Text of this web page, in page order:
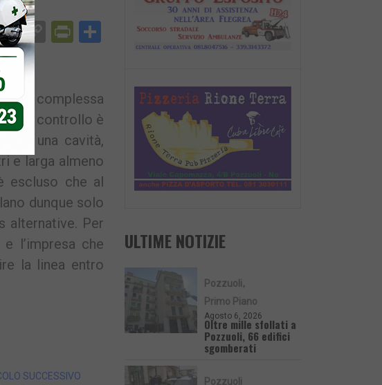
EmailCopyPrintFriendly
Condividi
più complessa
di controllo è
una cavità,
e larga almeno
escluso che al
dunque solo
alternative. Per
l’impresa che
la linea entro
SUCCESSIVO
ULTIME NOTIZIE
Pozzuoli
Primo Piano
Agosto 6, 2026
Oltre mille sfollati a
Pozzuoli, 66 edifici
sgomberati
Pozzuoli